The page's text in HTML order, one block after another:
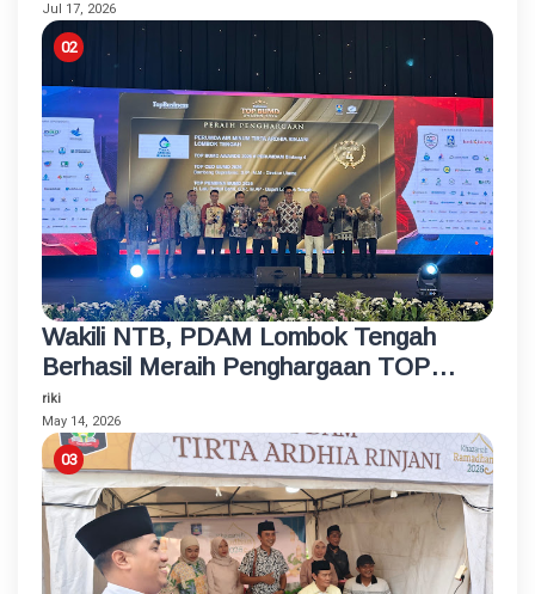
Kebakaran
Jul 17, 2026
Wakili NTB, PDAM Lombok Tengah
Berhasil Meraih Penghargaan TOP
BUMD Bintang 4 Tahun 2026
riki
May 14, 2026